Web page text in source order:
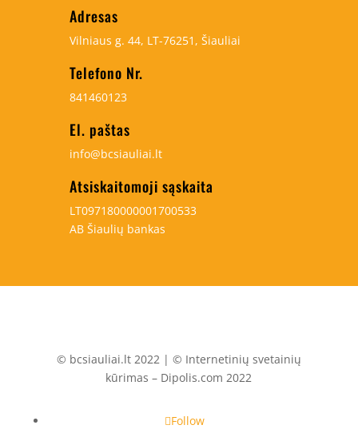
Adresas
Vilniaus g. 44, LT-76251, Šiauliai
Telefono Nr.
841460123
El. paštas
info@bcsiauliai.lt
Atsiskaitomoji sąskaita
LT097180000001700533
AB Šiaulių bankas
© bcsiauliai.lt 2022 | © Internetinių svetainių
kūrimas – Dipolis.com 2022
Follow